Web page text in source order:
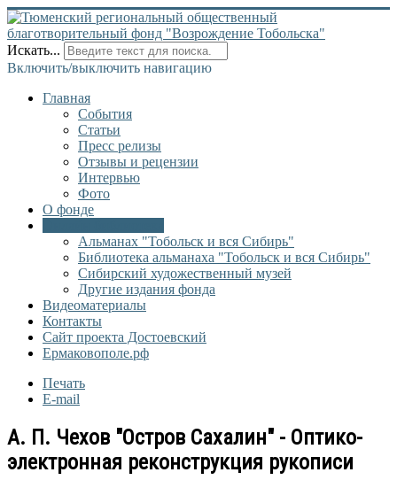
Искать...
Включить/выключить навигацию
Главная
События
Статьи
Пресс релизы
Отзывы и рецензии
Интервью
Фото
О фонде
Альманах "Тобольск и вся Сибирь"
Библиотека альманаха "Тобольск и вся Сибирь"
Сибирский художественный музей
Другие издания фонда
Видеоматериалы
Контакты
Сайт проекта Достоевский
Ермаковополе.рф
Печать
E-mail
А. П. Чехов "Остров Сахалин" - Оптико-
электронная реконструкция рукописи